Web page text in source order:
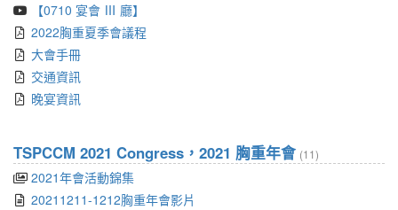
【0710 宴會 Ⅲ 廳】
2022胸重夏季會議程
大會手冊
交通資訊
晚宴資訊
TSPCCM 2021 Congress，2021 胸重年會 (11)
2021年會活動錦集
20211211-1212胸重年會影片